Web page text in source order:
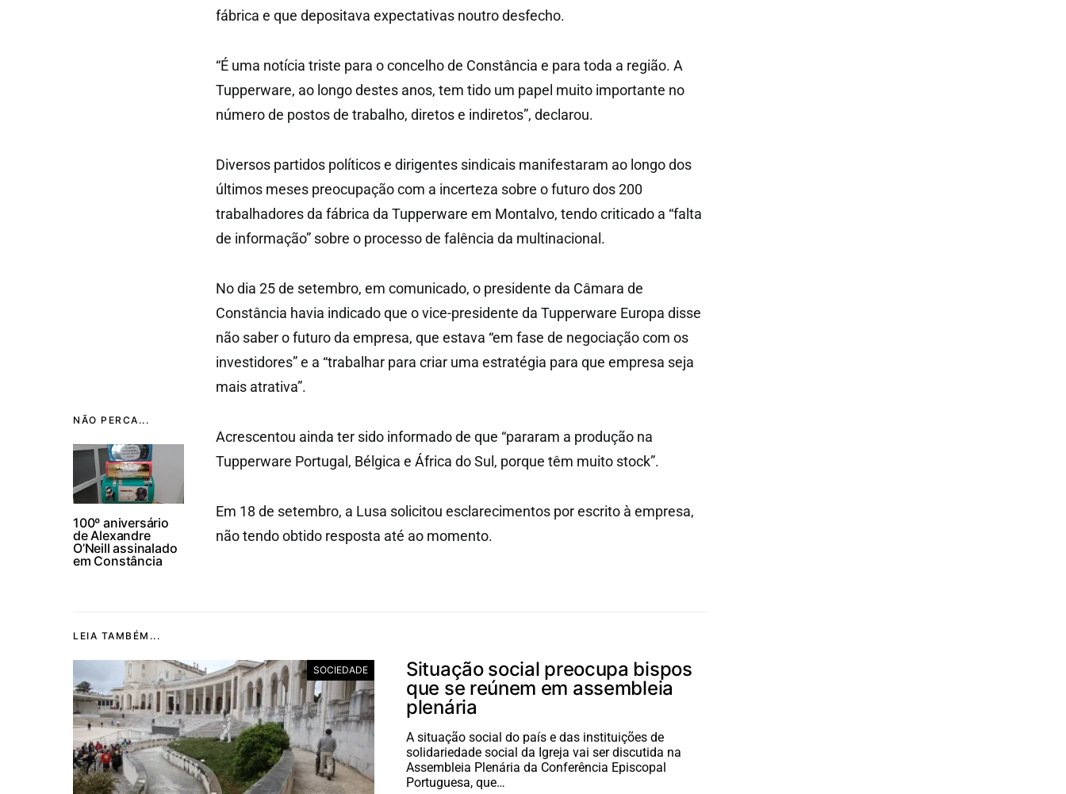
NÃO PERCA...
100º aniversário
de Alexandre
O’Neill assinalado
em Constância
fábrica e que depositava expectativas noutro desfecho.
“É uma notícia triste para o concelho de Constância e para toda a região. A
Tupperware, ao longo destes anos, tem tido um papel muito importante no
número de postos de trabalho, diretos e indiretos”, declarou.
Diversos partidos políticos e dirigentes sindicais manifestaram ao longo dos
últimos meses preocupação com a incerteza sobre o futuro dos 200
trabalhadores da fábrica da Tupperware em Montalvo, tendo criticado a “falta
de informação” sobre o processo de falência da multinacional.
No dia 25 de setembro, em comunicado, o presidente da Câmara de
Constância havia indicado que o vice-presidente da Tupperware Europa disse
não saber o futuro da empresa, que estava “em fase de negociação com os
investidores” e a “trabalhar para criar uma estratégia para que empresa seja
mais atrativa”.
Acrescentou ainda ter sido informado de que “pararam a produção na
Tupperware Portugal, Bélgica e África do Sul, porque têm muito stock”.
Em 18 de setembro, a Lusa solicitou esclarecimentos por escrito à empresa,
não tendo obtido resposta até ao momento.
LEIA TAMBÉM...
SOCIEDADE
Situação social preocupa bispos
que se reúnem em assembleia
plenária
A situação social do país e das instituições de
solidariedade social da Igreja vai ser discutida na
Assembleia Plenária da Conferência Episcopal
Portuguesa, que…